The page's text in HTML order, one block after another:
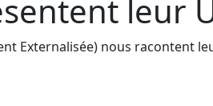
leur
Externalisée) nous